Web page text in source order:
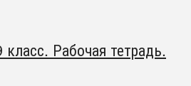
Рабочая тетрадь.